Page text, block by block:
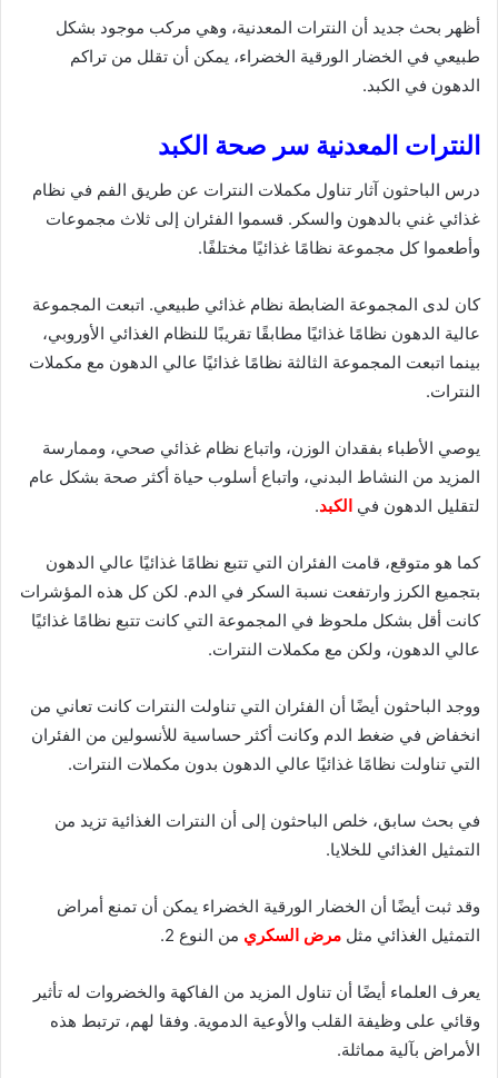
أظهر بحث جديد أن النترات المعدنية، وهي مركب موجود بشكل
طبيعي في الخضار الورقية الخضراء، يمكن أن تقلل من تراكم
الدهون في الكبد.
النترات المعدنية سر صحة الكبد
درس الباحثون آثار تناول مكملات النترات عن طريق الفم في نظام
غذائي غني بالدهون والسكر. قسموا الفئران إلى ثلاث مجموعات
وأطعموا كل مجموعة نظامًا غذائيًا مختلفًا.
كان لدى المجموعة الضابطة نظام غذائي طبيعي. اتبعت المجموعة
عالية الدهون نظامًا غذائيًا مطابقًا تقريبًا للنظام الغذائي الأوروبي،
بينما اتبعت المجموعة الثالثة نظامًا غذائيًا عالي الدهون مع مكملات
النترات.
يوصي الأطباء بفقدان الوزن، واتباع نظام غذائي صحي، وممارسة
المزيد من النشاط البدني، واتباع أسلوب حياة أكثر صحة بشكل عام
لتقليل الدهون في الكبد.
كما هو متوقع، قامت الفئران التي تتبع نظامًا غذائيًا عالي الدهون
بتجميع الكرز وارتفعت نسبة السكر في الدم. لكن كل هذه المؤشرات
كانت أقل بشكل ملحوظ في المجموعة التي كانت تتبع نظامًا غذائيًا
عالي الدهون، ولكن مع مكملات النترات.
ووجد الباحثون أيضًا أن الفئران التي تناولت النترات كانت تعاني من
انخفاض في ضغط الدم وكانت أكثر حساسية للأنسولين من الفئران
التي تناولت نظامًا غذائيًا عالي الدهون بدون مكملات النترات.
في بحث سابق، خلص الباحثون إلى أن النترات الغذائية تزيد من
التمثيل الغذائي للخلايا.
وقد ثبت أيضًا أن الخضار الورقية الخضراء يمكن أن تمنع أمراض
التمثيل الغذائي مثل مرض السكري من النوع 2.
يعرف العلماء أيضًا أن تناول المزيد من الفاكهة والخضروات له تأثير
وقائي على وظيفة القلب والأوعية الدموية. وفقا لهم، ترتبط هذه
الأمراض بآلية مماثلة.